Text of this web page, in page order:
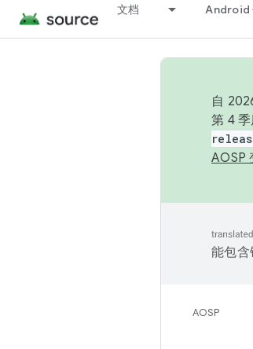
文档 Android
自
第 4
AOSP
能包含
AOSP